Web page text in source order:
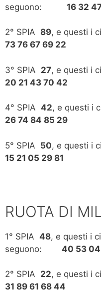
seguono: 16 32
2° SPIA 89, e questi i
73 76 67 69 22
3° SPIA 27, e questi i
20 21 43 70 42
4° SPIA 42, e questi i
26 74 84 85 29
5° SPIA 50, e questi i
15 21 05 29 81
RUOTA DI
1° SPIA 48, e questi i
seguono: 40 53 04
2° SPIA 22, e questi i
31 89 61 68 44